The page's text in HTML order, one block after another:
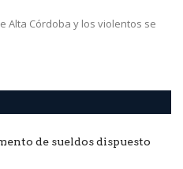
Alta Córdoba y los violentos se
de sueldos dispuesto